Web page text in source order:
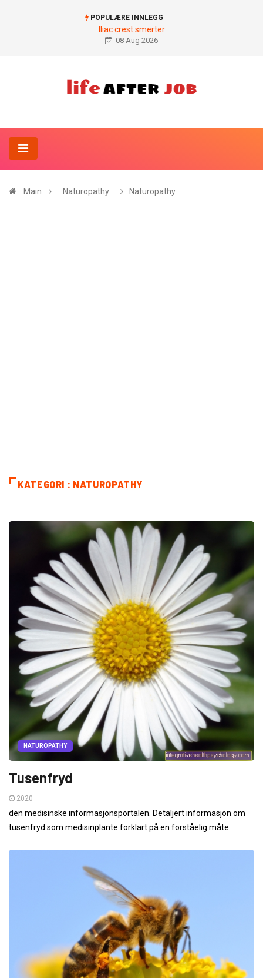
POPULÆRE INNLEGG
Iliac crest smerter
08 Aug 2026
Main Naturopathy Naturopathy
KATEGORI : NATUROPATHY
NATUROPATHY
Tusenfryd
2020
den medisinske informasjonsportalen. Detaljert informasjon om
tusenfryd som medisinplante forklart på en forståelig måte.